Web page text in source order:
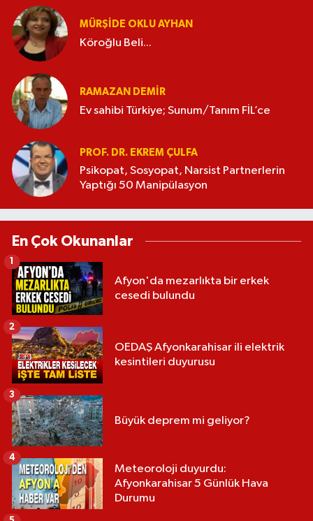
MÜRŞIDE OKLU AYHAN
Köroğlu Beli...
RAMAZAN DEMİR
Ev sahibi Türkiye; Sunum/Tanım FİL’ce
PROF. DR. EKREM ÇULFA
Psikopat, Sosyopat, Narsist Partnerlerin
Yaptığı 50 Manipülasyon
En Çok Okunanlar
Afyon'da mezarlıkta bir erkek
cesedi bulundu
1
OEDAŞ Afyonkarahisar ili elektrik
kesintileri duyurusu
2
Büyük deprem mi geliyor?
3
Meteoroloji duyurdu:
Afyonkarahisar 5 Günlük Hava
Durumu
4